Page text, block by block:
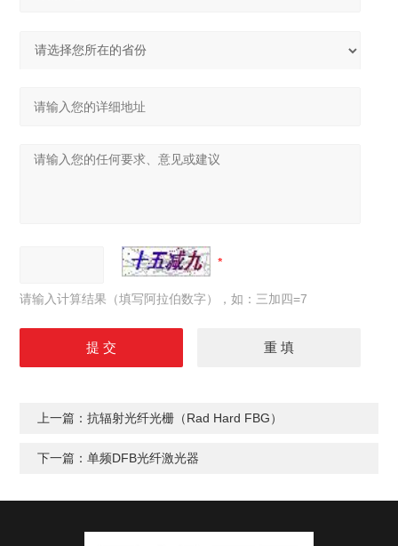
请输入计算结果（填写阿拉伯数字），如：三加四=7
上一篇：抗辐射光纤光栅（Rad Hard FBG）
下一篇：单频DFB光纤激光器